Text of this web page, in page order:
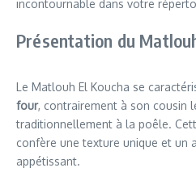
incontournable dans votre
Présentation du
Le Matlouh El Koucha se
four, contrairement à son cousin
traditionnellement à la poêle.
confère une texture unique et un
appétissant.